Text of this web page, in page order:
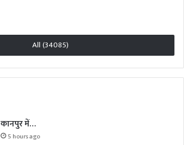
All (34085)
कानपुर में…
5 hours ago